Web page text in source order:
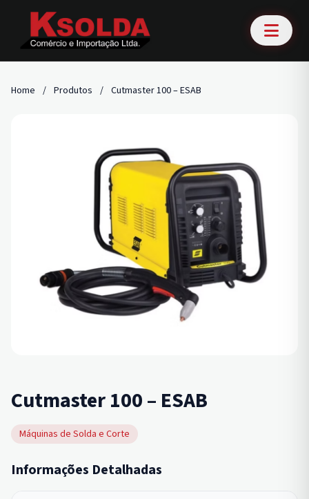
Home / Produtos / Cutmaster 100 – ESAB
Cutmaster 100 – ESAB
Máquinas de Solda e Corte
Informações Detalhadas